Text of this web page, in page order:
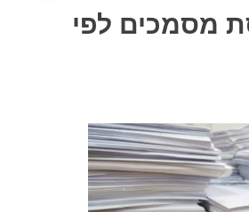
מסמכים לפי